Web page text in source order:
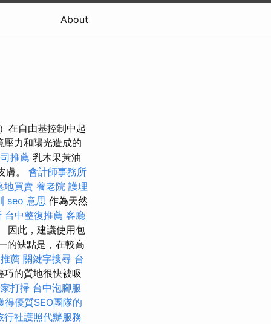
About
在自由基控制中起
壓力和陽光造成的
推薦 乳木果黃油
膚。 會計師事務所
地買賣 養老院 護理
seo 意思 作為天然
台中整復推薦 客廳
因此，建議使用包
的缺點是，在較高
薦 關鍵字搜尋 台
的質地很快被吸
打掃 台中泡腳服
得優質SEO團隊的
行社護照代辦服務